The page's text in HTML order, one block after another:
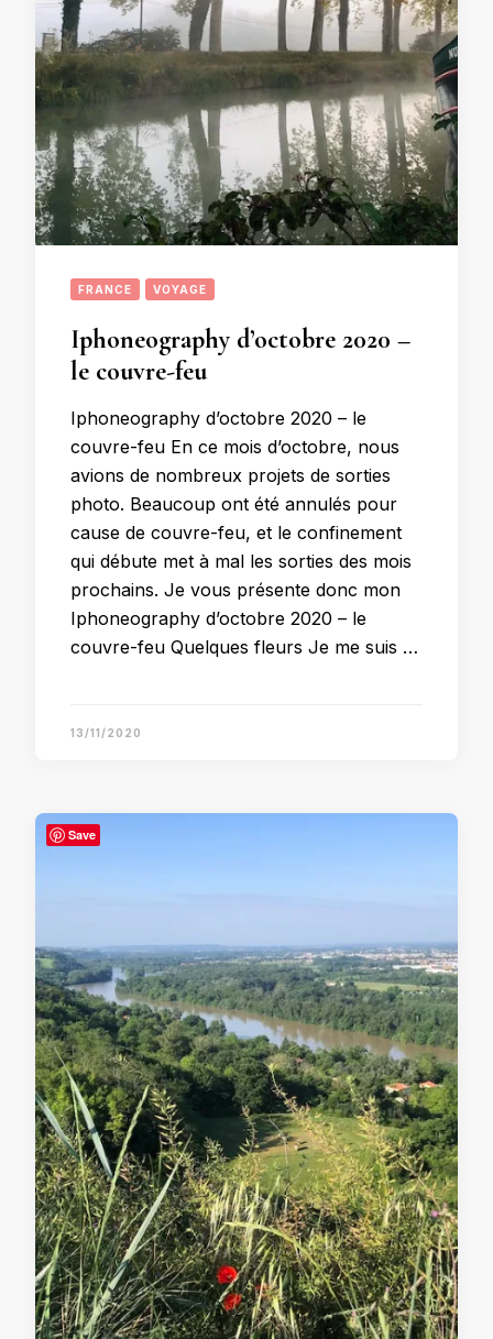
FRANCE VOYAGE
Iphoneography d’octobre 2020 –
le couvre-feu
Iphoneography d’octobre 2020 – le
couvre-feu En ce mois d’octobre, nous
avions de nombreux projets de sorties
photo. Beaucoup ont été annulés pour
cause de couvre-feu, et le confinement
qui débute met à mal les sorties des mois
prochains. Je vous présente donc mon
Iphoneography d’octobre 2020 – le
couvre-feu Quelques fleurs Je me suis …
13/11/2020
Save